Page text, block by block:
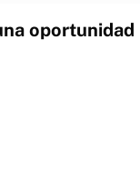
oportunidad